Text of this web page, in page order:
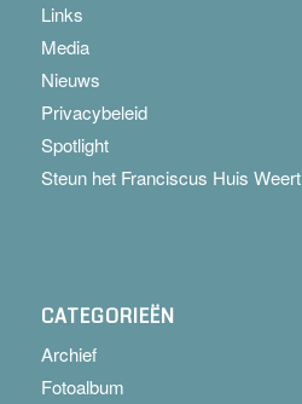
Links
Media
Nieuws
Privacybeleid
Spotlight
Steun het Franciscus Huis Weert
CATEGORIEËN
Archief
Fotoalbum